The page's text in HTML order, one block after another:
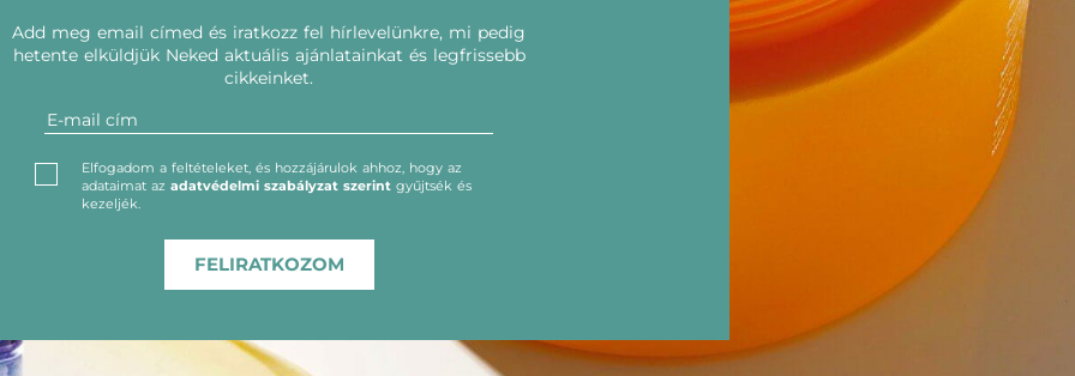
Add meg email címed és iratkozz fel hírlevelünkre, mi pedig
hetente elküldjük Neked aktuális ajánlatainkat és legfrissebb
cikkeinket.
Elfogadom a feltételeket, és hozzájárulok ahhoz, hogy az
adataimat az adatvédelmi szabályzat szerint gyűjtsék és
kezeljék.
FELIRATKOZOM